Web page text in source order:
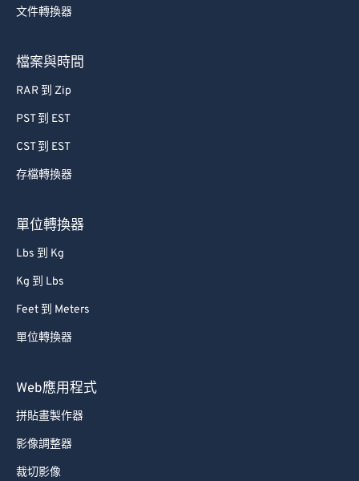
文件轉換器
檔案與時間
RAR 到 Zip
PST 到 EST
CST 到 EST
存檔轉換器
單位轉換器
Lbs 到 Kg
Kg 到 Lbs
Feet 到 Meters
單位轉換器
Web應用程式
拼貼畫製作器
影像調整器
裁切影像